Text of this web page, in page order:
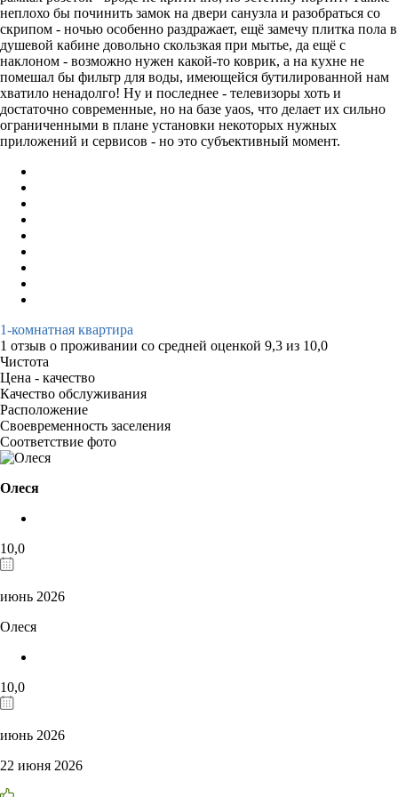
неплохо бы починить замок на двери санузла и разобраться со
скрипом - ночью особенно раздражает, ещё замечу плитка пола в
душевой кабине довольно скользкая при мытье, да ещё с
наклоном - возможно нужен какой-то коврик, а на кухне не
помешал бы фильтр для воды, имеющейся бутилированной нам
хватило ненадолго! Ну и последнее - телевизоры хоть и
достаточно современные, но на базе yaos, что делает их сильно
ограниченными в плане установки некоторых нужных
приложений и сервисов - но это субъективный момент.
1-комнатная квартира
1 отзыв о проживании со средней оценкой 9,3 из 10,0
Чистота
Цена - качество
Качество обслуживания
Расположение
Своевременность заселения
Соответствие фото
Олеся
10,0
июнь 2026
Олеся
10,0
июнь 2026
22 июня 2026